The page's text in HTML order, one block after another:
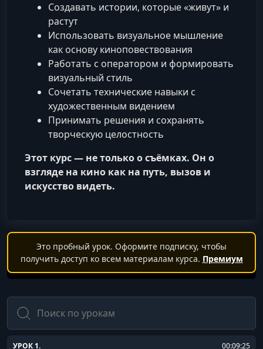
Создавать истории, которые «живут» и
растут
Использовать визуальное мышление
как основу киноповествования
Работать с оператором и формировать
визуальный стиль
Сочетать технические навыки с
художественным видением
Принимать решения и сохранять
творческую целостность
Этот курс — не только о съёмках. Он о
взгляде на кино как на путь, вызов и
искусство видеть.
Это пробный урок. Оформите подписку, чтобы
получить доступ ко всем материалам курса. Премиум
Поиск
УРОК 1. 00:09:25